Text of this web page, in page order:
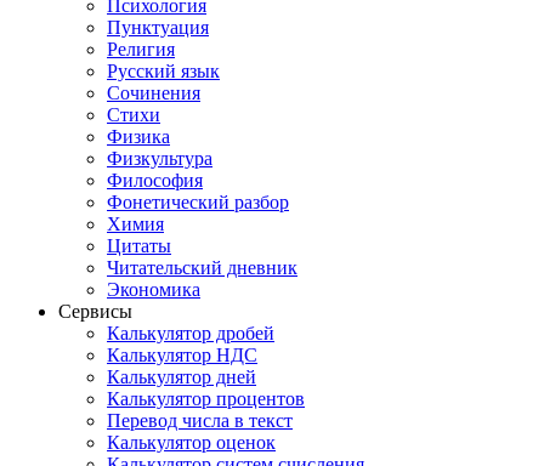
Психология
Пунктуация
Религия
Русский язык
Сочинения
Стихи
Физика
Физкультура
Философия
Фонетический разбор
Химия
Цитаты
Читательский дневник
Экономика
Сервисы
Калькулятор дробей
Калькулятор НДС
Калькулятор дней
Калькулятор процентов
Перевод числа в текст
Калькулятор оценок